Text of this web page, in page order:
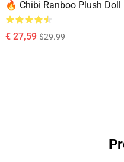
🔥 Chibi Ranboo Plush Doll
€ 27,59 $29.99